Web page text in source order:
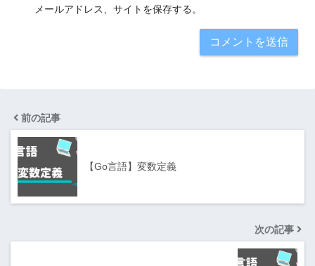
メールアドレス、サイトを保存する。
前の記事
【Go言語】変数定義
次の記事